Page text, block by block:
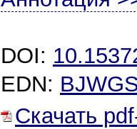
DOI:
EDN:
Скачать